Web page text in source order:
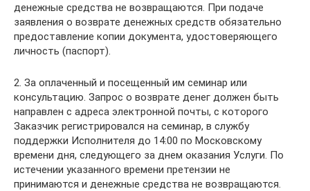
денежные средства не возвращаются. При подаче
заявления о возврате денежных средств обязательно
предоставление копии документа, удостоверяющего
личность (паспорт).
2. За оплаченный и посещенный им семинар или
консультацию. Запрос о возврате денег должен быть
направлен с адреса электронной почты, с которого
Заказчик регистрировался на семинар, в службу
поддержки Исполнителя до 14:00 по Московскому
времени дня, следующего за днем оказания Услуги. По
истечении указанного времени претензии не
принимаются и денежные средства не возвращаются.